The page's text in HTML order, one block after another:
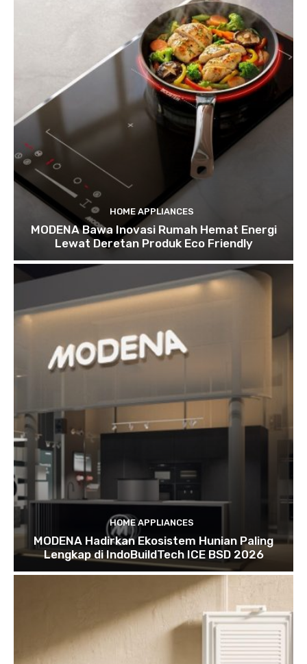
HOME APPLIANCES
MODENA Bawa Inovasi Rumah Hemat Energi
Lewat Deretan Produk Eco Friendly
HOME APPLIANCES
MODENA Hadirkan Ekosistem Hunian Paling
Lengkap di IndoBuildTech ICE BSD 2026